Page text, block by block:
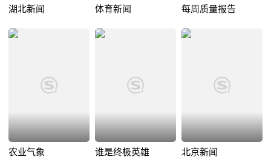
湖北新闻 体育新闻 每周质量报告
农业气象 谁是终极英雄 北京新闻